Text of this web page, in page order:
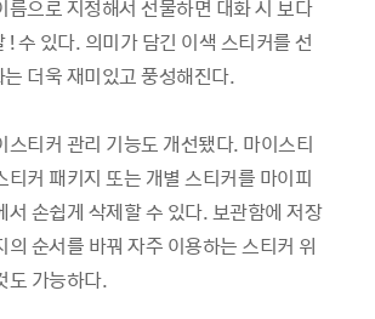
름으로 지정해서 선물하면 대화 시 보다
! 수 있다. 의미가 담긴 이색 스티커를 선
더욱 재미있고 풍성해진다.
스티커 관리 기능도 개선됐다. 마이스티
티커 패키지 또는 개별 스티커를 마이피
서 손쉽게 삭제할 수 있다. 보관함에 저장
의 순서를 바꿔 자주 이용하는 스티커 위
도 가능하다.